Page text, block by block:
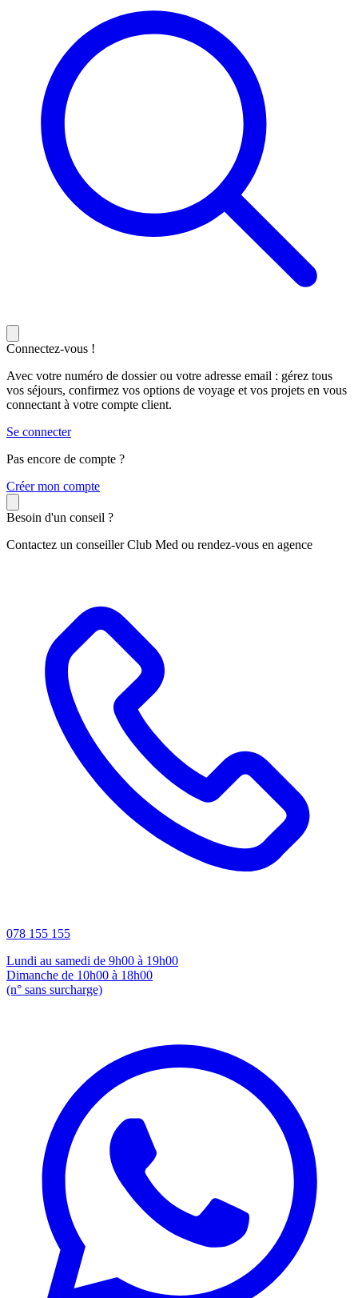
Connectez-vous !
Avec votre numéro de dossier ou votre adresse email : gérez tous
vos séjours, confirmez vos options de voyage et vos projets en vous
connectant à votre compte client.
Se connecter
Pas encore de compte ?
Créer mon compte
Besoin d'un conseil ?
Contactez un conseiller Club Med ou rendez-vous en agence
078 155 155
Lundi au samedi de 9h00 à 19h00
Dimanche de 10h00 à 18h00
(n° sans surcharge)